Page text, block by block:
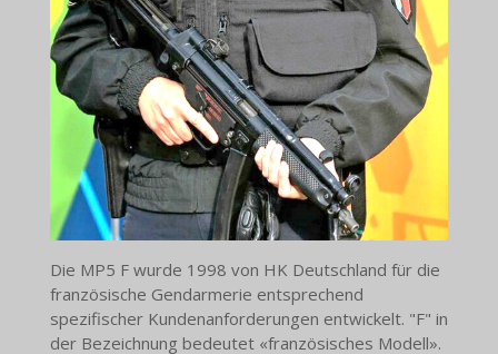
Die MP5 F wurde 1998 von HK Deutschland für die
französische Gendarmerie entsprechend
spezifischer Kundenanforderungen entwickelt. "F" in
der Bezeichnung bedeutet «französisches Modell».